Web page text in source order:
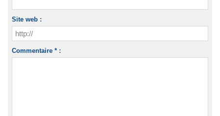
Site web :
Commentaire * :